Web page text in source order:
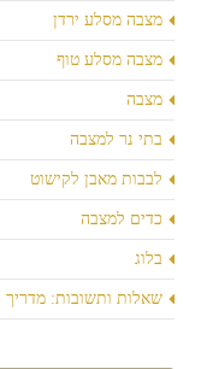
מצבה מסלע ירדן
מצבה מסלע טוף
מצבה
בתי נר למצבה
לבבות מאבן לקישוט
כדים למצבה
בלוג
שאלות ותשובות: מדריך לבחירת